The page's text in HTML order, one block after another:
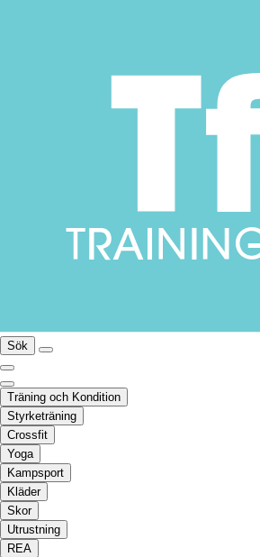
Sök
Träning och Kondition
Styrketräning
Crossfit
Yoga
Kampsport
Kläder
Skor
Utrustning
REA